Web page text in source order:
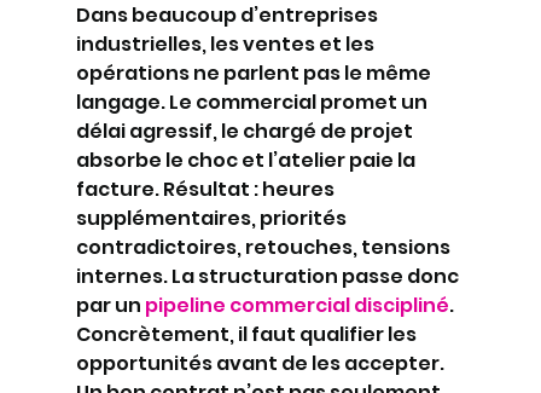
Dans beaucoup d’entreprises
industrielles, les ventes et les
opérations ne parlent pas le même
langage. Le commercial promet un
délai agressif, le chargé de projet
absorbe le choc et l’atelier paie la
facture. Résultat : heures
supplémentaires, priorités
contradictoires, retouches, tensions
internes. La structuration passe donc
par un pipeline commercial discipliné.
Concrètement, il faut qualifier les
opportunités avant de les accepter.